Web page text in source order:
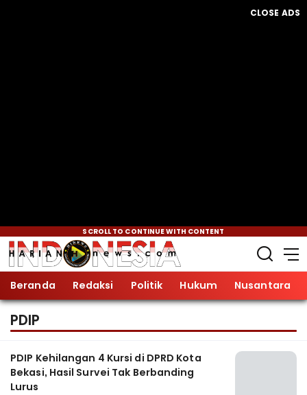
CLOSE ADS
SCROLL TO CONTINUE WITH CONTENT
Beranda Redaksi Politik Hukum Nusantara
PDIP
PDIP Kehilangan 4 Kursi di DPRD Kota
Bekasi, Hasil Survei Tak Berbanding
Lurus